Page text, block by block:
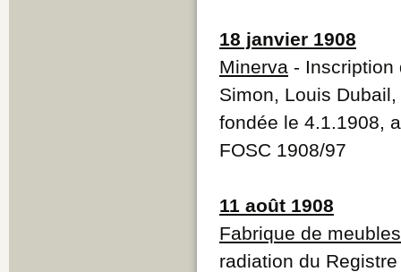
18 janvier 1908
Minerva - Inscription
Simon, Louis
fondée le 4.1.1908,
FOSC 1908/97
11 août 1908
Fabrique de
radiation du